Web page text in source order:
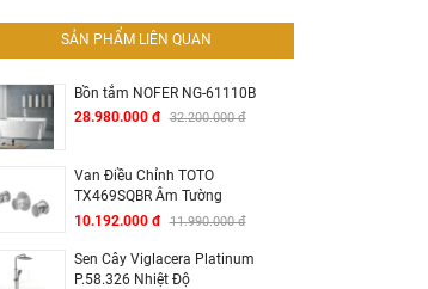
SẢN PHẨM LIÊN QUAN
Bồn tắm NOFER NG-61110B
28.980.000 đ 32.200.000 đ
Van Điều Chỉnh TOTO
TX469SQBR Âm Tường
10.192.000 đ 11.990.000 đ
Sen Cây Viglacera Platinum
P.58.326 Nhiệt Độ